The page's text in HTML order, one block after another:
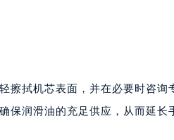
擦拭机芯表面，并在必要时咨询
保润滑油的充足供应，从而延长